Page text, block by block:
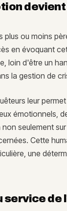
plus ou moins
en évoquant
loin d'être un
la gestion de
leur
émotionnels,
seulement
Cette
une
service de